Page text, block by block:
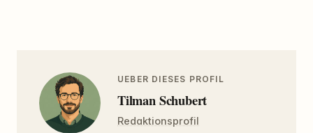
UEBER DIESES PROFIL
Tilman Schubert
Redaktionsprofil